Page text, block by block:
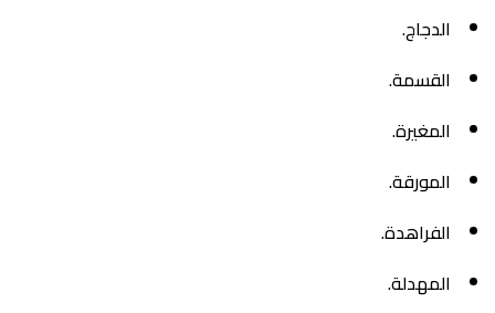
الدجاج.
القسمة.
المغيرة.
المورقة.
الفراهدة.
المهدلة.